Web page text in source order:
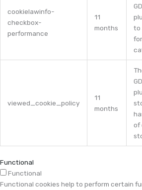
cookielawinfo-
checkbox-
performance
11
months
to
viewed_cookie_policy
11
months
of
Functional
Functional
Functional cookies help to perform certain